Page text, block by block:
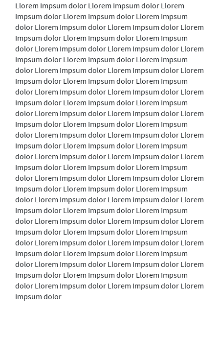
Llorem Impsum dolor Llorem Impsum dolor Llorem
Impsum dolor Llorem Impsum dolor Llorem Impsum
dolor Llorem Impsum dolor Llorem Impsum dolor Llorem
Impsum dolor Llorem Impsum dolor Llorem Impsum
dolor Llorem Impsum dolor Llorem Impsum dolor Llorem
Impsum dolor Llorem Impsum dolor Llorem Impsum
dolor Llorem Impsum dolor Llorem Impsum dolor Llorem
Impsum dolor Llorem Impsum dolor Llorem Impsum
dolor Llorem Impsum dolor Llorem Impsum dolor Llorem
Impsum dolor Llorem Impsum dolor Llorem Impsum
dolor Llorem Impsum dolor Llorem Impsum dolor Llorem
Impsum dolor Llorem Impsum dolor Llorem Impsum
dolor Llorem Impsum dolor Llorem Impsum dolor Llorem
Impsum dolor Llorem Impsum dolor Llorem Impsum
dolor Llorem Impsum dolor Llorem Impsum dolor Llorem
Impsum dolor Llorem Impsum dolor Llorem Impsum
dolor Llorem Impsum dolor Llorem Impsum dolor Llorem
Impsum dolor Llorem Impsum dolor Llorem Impsum
dolor Llorem Impsum dolor Llorem Impsum dolor Llorem
Impsum dolor Llorem Impsum dolor Llorem Impsum
dolor Llorem Impsum dolor Llorem Impsum dolor Llorem
Impsum dolor Llorem Impsum dolor Llorem Impsum
dolor Llorem Impsum dolor Llorem Impsum dolor Llorem
Impsum dolor Llorem Impsum dolor Llorem Impsum
dolor Llorem Impsum dolor Llorem Impsum dolor Llorem
Impsum dolor Llorem Impsum dolor Llorem Impsum
dolor Llorem Impsum dolor Llorem Impsum dolor Llorem
Impsum dolor